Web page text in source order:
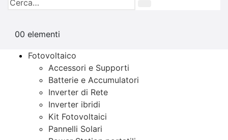
00 elementi
Fotovoltaico
Accessori e Supporti
Batterie e Accumulatori
Inverter di Rete
Inverter ibridi
Kit Fotovoltaici
Pannelli Solari